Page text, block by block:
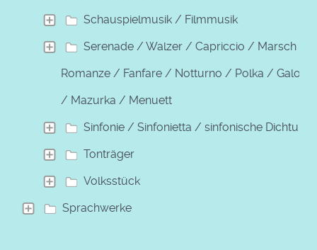
Schauspielmusik / Filmmusik
Serenade / Walzer / Capriccio / Marsch /
Romanze / Fanfare / Notturno / Polka / Galopp
/ Mazurka / Menuett
Sinfonie / Sinfonietta / sinfonische Dichtung
Tonträger
Volksstück
Sprachwerke